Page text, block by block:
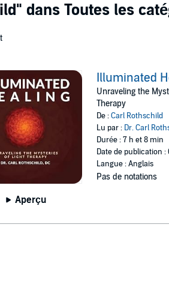
dans Toutes les
Aperçu
Illuminated
Unraveling the
Therapy
De :Carl Rothschild
Lu par : Dr. Carl
Durée : 7 h et 8 min
Date de publication :
Langue : Anglais
Pas de notations